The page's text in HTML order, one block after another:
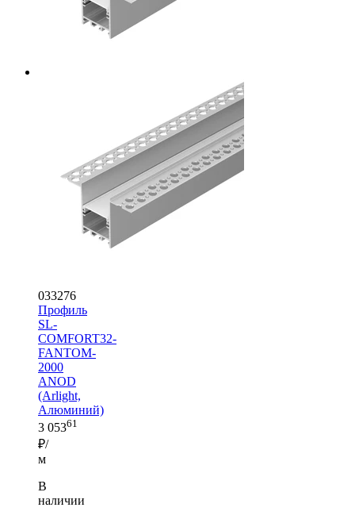
033276
Профиль
SL-
COMFORT32-
FANTOM-
2000
ANOD
(Arlight,
Алюминий)
3 05361
₽/
м
В
наличии